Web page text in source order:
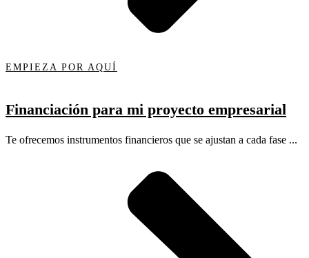
EMPIEZA POR AQUÍ
Financiación para mi proyecto empresarial
Te ofrecemos instrumentos financieros que se ajustan a cada fase ...